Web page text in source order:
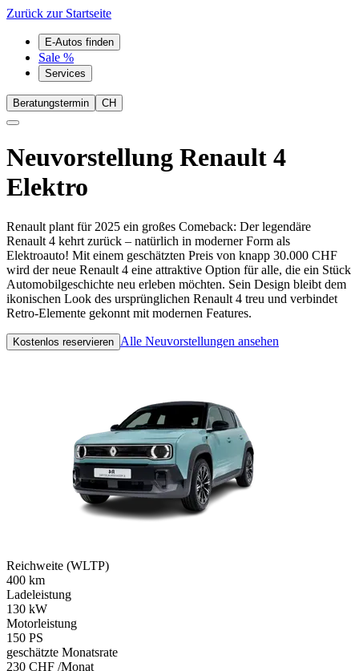
Zurück zur Startseite
E-Autos finden
Sale %
Services
Beratungstermin CH
Neuvorstellung Renault 4
Elektro
Renault plant für 2025 ein großes Comeback: Der legendäre
Renault 4 kehrt zurück – natürlich in moderner Form als
Elektroauto! Mit einem geschätzten Preis von knapp 30.000 CHF
wird der neue Renault 4 eine attraktive Option für alle, die ein Stück
Automobilgeschichte neu erleben möchten. Sein Design bleibt dem
ikonischen Look des ursprünglichen Renault 4 treu und verbindet
Retro-Elemente gekonnt mit modernen Features.
Kostenlos reservieren Alle Neuvorstellungen ansehen
Reichweite (WLTP)
400 km
Ladeleistung
130 kW
Motorleistung
150 PS
geschätzte Monatsrate
230 CHF /Monat